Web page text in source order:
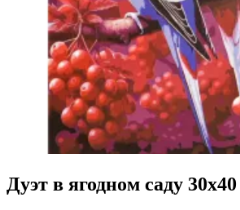
Дуэт в ягодном саду